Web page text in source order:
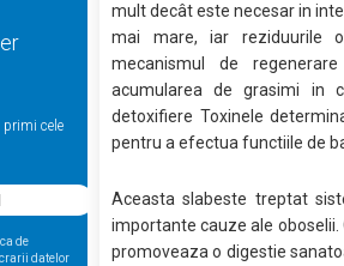
primi cele
de
datelor
mult decât este necesar in
mai mare, iar reziduurile
mecanismul de
acumularea de grasimi in
detoxifiere Toxinele
pentru a efectua functiile de
Aceasta slabeste treptat
importante cauze ale oboselii.
promoveaza o digestie